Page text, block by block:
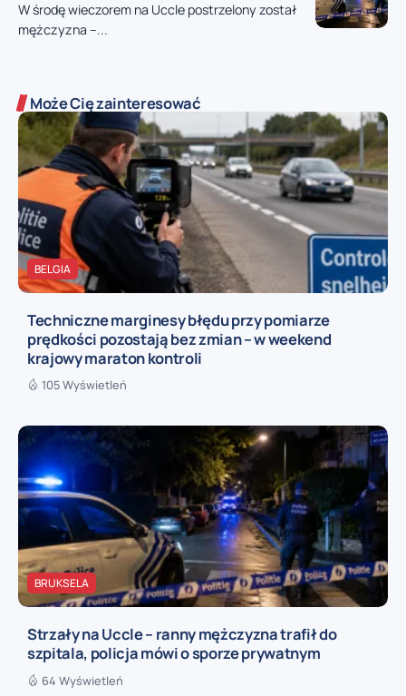
W środę wieczorem na Uccle postrzelony został
mężczyzna –...
Może Cię zainteresować
BELGIA
Techniczne marginesy błędu przy pomiarze
prędkości pozostają bez zmian – w weekend
krajowy maraton kontroli
105 Wyświetleń
BRUKSELA
Strzały na Uccle – ranny mężczyzna trafił do
szpitala, policja mówi o sporze prywatnym
64 Wyświetleń